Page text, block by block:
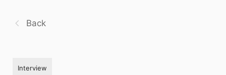
Back
Interview